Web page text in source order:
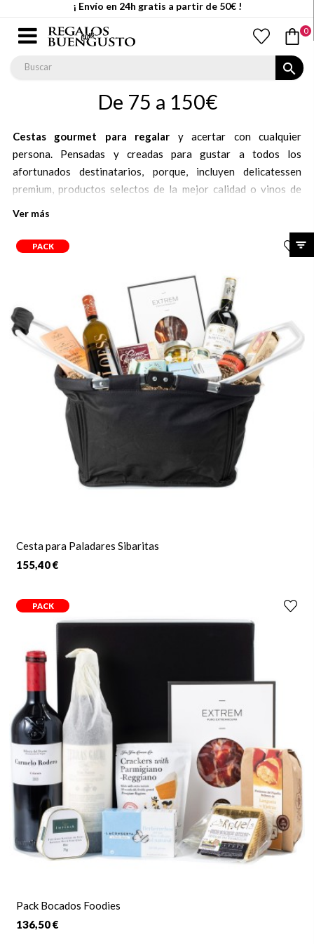
¡ Envío en 24h gratis a partir de 50€ !
0
search
De 75 a 150€
Cestas gourmet para regalar y acertar con cualquier
persona. Pensadas y creadas para gustar a todos los
afortunados destinatarios, porque, incluyen delicatessen
premium, productos selectos de la mejor calidad o vinos de
Además tenemos muy en cuenta la combinación o maridaje
entre ellos, concibiendo el regalo como un todo, en el que no
sólo los productos se refuerzan y complementan entre si,
también lo hacen los estuches o presentaciones en los que se
incluyen. Porque un primer impacto positivo dice mucho del
obsequio en sí.
detallegourmet suele implicar unbuen gustoyelegancia
que no suponen el resto de regalos. El motivo es claro, implica
una alta implicación por parte de la persona que lo realiza. Por
ello hemos diseñado una amplia variedad de cestas y packs
para regalo, especialmente pensados para poder abarcar todo
tipo de gustos y preferencias, como si lo hubieras pensado tú
Una entrega a domicilio profesional y puntual en el día
Ver más
PACK
Cesta para Paladares Sibaritas
155,40 €
PACK
Pack Bocados Foodies
136,50 €